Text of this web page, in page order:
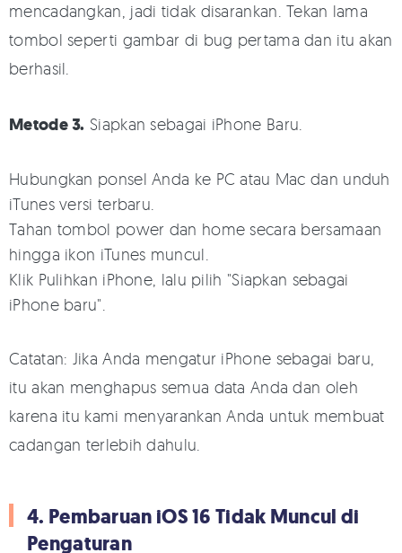
mencadangkan, jadi tidak disarankan. Tekan lama
tombol seperti gambar di bug pertama dan itu akan
berhasil.
Metode 3. Siapkan sebagai iPhone Baru.
Hubungkan ponsel Anda ke PC atau Mac dan unduh
iTunes versi terbaru.
Tahan tombol power dan home secara bersamaan
hingga ikon iTunes muncul.
Klik Pulihkan iPhone, lalu pilih "Siapkan sebagai
iPhone baru".
Catatan: Jika Anda mengatur iPhone sebagai baru,
itu akan menghapus semua data Anda dan oleh
karena itu kami menyarankan Anda untuk membuat
cadangan terlebih dahulu.
4. Pembaruan iOS 16 Tidak Muncul di
Pengaturan